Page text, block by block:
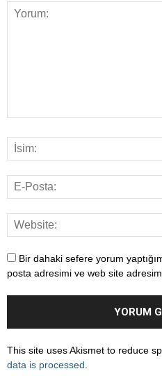
Bir dahaki sefere yorum
posta adresimi ve web site
This site uses Akismet to reduce
data is processed